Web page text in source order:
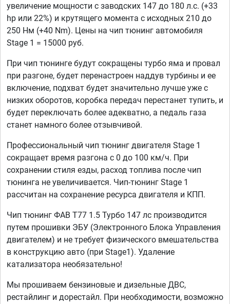
увеличение мощности с заводских 147 до 180 л.с. (+33
hp или 22%) и крутящего момента с исходных 210 до
250 Нм (+40 Nm). Цены на чип тюнинг автомобиля
Stage 1 = 15000 руб.
При чип тюнинге будут сокращены турбо яма и провал
при разгоне, будет перенастроен наддув турбины и ее
включение, подхват будет значительно лучше уже с
низких оборотов, коробка передач перестанет тупить, и
будет переключать более адекватно, а педаль газа
станет намного более отзывчивой.
Профессиональный чип тюнинг двигателя Stage 1
сокращает время разгона с 0 до 100 км/ч. При
сохранении стиля езды, расход топлива после чип
тюнинга не увеличивается. Чип-тюнинг Stage 1
рассчитан на сохранение ресурса двигателя и КПП.
Чип тюнинг ФАВ Т77 1.5 Турбо 147 лс производится
путем прошивки ЭБУ (Электронного Блока Управления
двигателем) и не требует физического вмешательства
в конструкцию авто (при Stage1). Удаление
катализатора необязательно!
Мы прошиваем бензиновые и дизельные ДВС,
рестайлинг и дорестайл. При необходимости, возможно